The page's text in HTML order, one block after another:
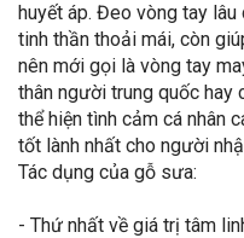
huyết áp. Đeo vòng tay
tinh thần thoải mái, còn
nên mới gọi là vòng tay
thân người trung quốc hay
thể hiện tình cảm cá nhân
tốt lành nhất cho người
Tác dụng của gỗ sưa:
- Thứ nhất về giá trị tâm